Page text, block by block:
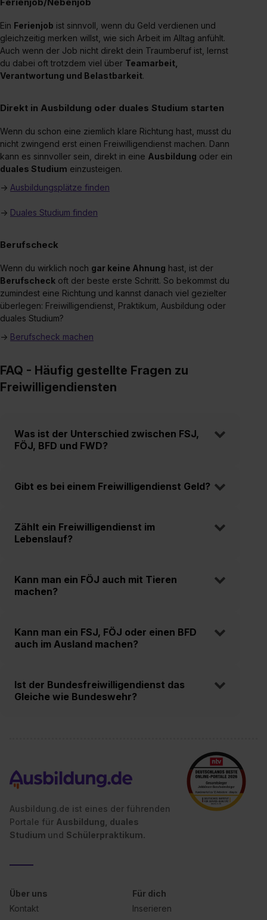
Ein Ferienjob ist sinnvoll, wenn du Geld verdienen und
gleichzeitig merken willst, wie sich Arbeit im Alltag anfühlt.
Auch wenn der Job nicht direkt dein Traumberuf ist, lernst
du dabei oft trotzdem viel über Teamarbeit,
Verantwortung und Belastbarkeit.
Direkt in Ausbildung oder duales Studium starten
Wenn du schon eine ziemlich klare Richtung hast, musst du
nicht zwingend erst einen Freiwilligendienst machen. Dann
kann es sinnvoller sein, direkt in eine Ausbildung oder ein
duales Studium einzusteigen.
→ Ausbildungsplätze finden
→ Duales Studium finden
Berufscheck
Wenn du wirklich noch gar keine Ahnung hast, ist der
Berufscheck oft der beste erste Schritt. So bekommst du
zumindest eine Richtung und kannst danach viel gezielter
überlegen: Freiwilligendienst, Praktikum, Ausbildung oder
duales Studium?
→ Berufscheck machen
FAQ - Häufig gestellte Fragen zu
Freiwilligendiensten
Was ist der Unterschied zwischen FSJ,
FÖJ, BFD und FWD?
Gibt es bei einem Freiwilligendienst Geld?
Zählt ein Freiwilligendienst im
Lebenslauf?
Kann man ein FÖJ auch mit Tieren
machen?
Kann man ein FSJ, FÖJ oder einen BFD
auch im Ausland machen?
Ist der Bundesfreiwilligendienst das
Gleiche wie Bundeswehr?
Ausbildung.de ist eines der führenden
Portale für Ausbildung, duales
Studium und Schülerpraktikum.
Über uns
Kontakt
Für dich
Inserieren